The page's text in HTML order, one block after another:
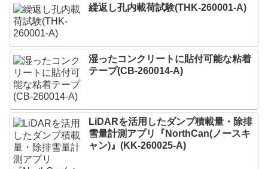
繰返し孔内載荷試験(THK-260001-A)
湿ったコンクリートに貼付可能な粘着
テープ(CB-260014-A)
LiDARを活用したダンプ積載量・除排
雪量計測アプリ『NorthCan(ノースキ
ャン)』(KK-260025-A)